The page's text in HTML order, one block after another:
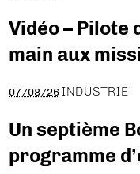
Vidéo – Pilote
main aux
07/08/26 INDUSTRIE
Un septième
programme